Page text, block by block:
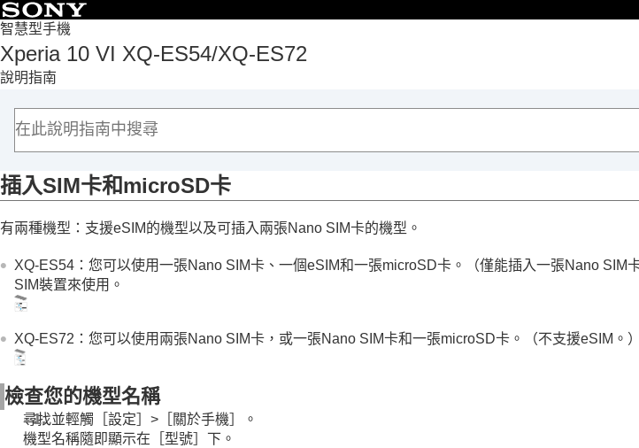
智慧型手機
Xperia 10 VI XQ-ES54/XQ-ES72
說明指南
頁首
開始使用
各部位名稱
配置eSIM（僅限XQ-ES54）
開啟或關閉裝置
開啟或關閉畫面
在裝置中設定Google帳號
傳輸內容
瞭解基本功能
相機
影片製作器
音樂
插入SIM卡和microSD卡
有兩種機型：支援eSIM的機型以及可插入兩張Nano SIM卡的機型。
XQ-ES54：您可以使用一張Nano SIM卡、一個eSIM和一張microSD卡。（僅能插入一張Nano
SIM裝置來使用。
XQ-ES72：您可以使用兩張Nano SIM卡，或一張Nano SIM卡和一張microSD卡。（不支援eSIM。）
檢查您的機型名稱
尋找並輕觸［設定］>［關於手機］。
機型名稱隨即顯示在［型號］下。